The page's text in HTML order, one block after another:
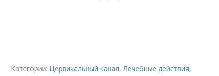
Категории: Цервикальный канал,Лечебные действия,